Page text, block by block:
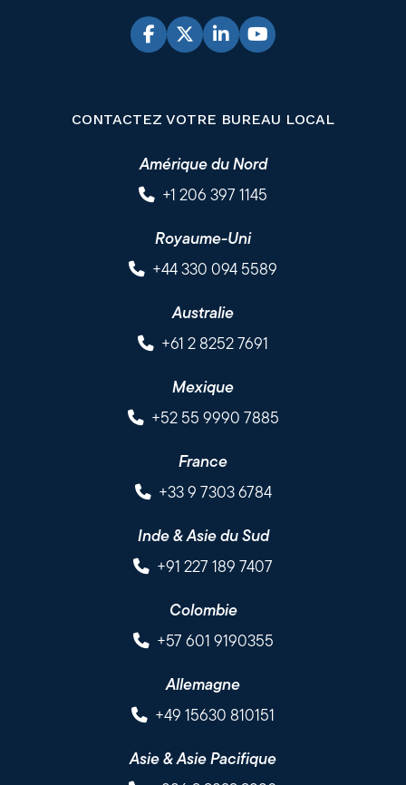
CONTACTEZ VOTRE BUREAU LOCAL
Amérique du Nord
+1 206 397 1145
Royaume-Uni
+44 330 094 5589
Australie
+61 2 8252 7691
Mexique
+52 55 9990 7885
France
+33 9 7303 6784
Inde & Asie du Sud
+91 227 189 7407
Colombie
+57 601 9190355
Allemagne
+49 15630 810151
Asie & Asie Pacifique